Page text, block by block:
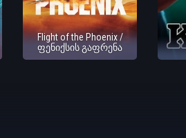
Flight of the Phoenix /
ფენიქსის გაფრენა